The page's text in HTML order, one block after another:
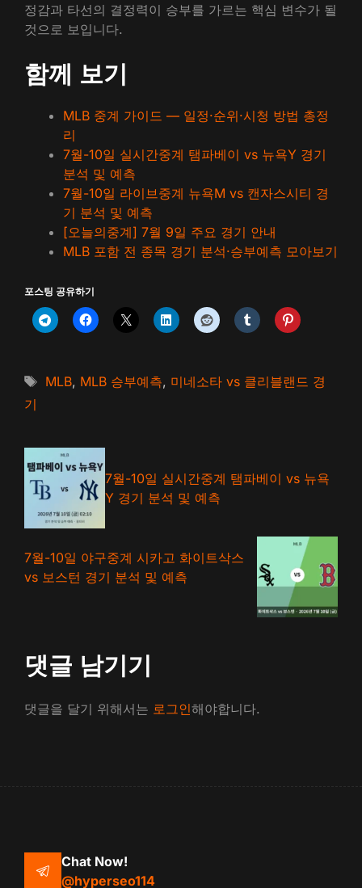
정감과 타선의 결정력이 승부를 가르는 핵심 변수가 될
것으로 보입니다.
함께 보기
MLB 중계 가이드 — 일정·순위·시청 방법 총정
리
7월-10일 실시간중계 탬파베이 vs 뉴욕Y 경기
분석 및 예측
7월-10일 라이브중계 뉴욕M vs 캔자스시티 경
기 분석 및 예측
[오늘의중계] 7월 9일 주요 경기 안내
MLB 포함 전 종목 경기 분석·승부예측 모아보기
포스팅 공유하기
태
MLB, MLB 승부예측, 미네소타 vs 클리블랜드 경
기
7월-10일 실시간중계 탬파베이 vs 뉴욕
Y 경기 분석 및 예측
7월-10일 야구중계 시카고 화이트삭스
vs 보스턴 경기 분석 및 예측
댓글 남기기
댓글을 달기 위해서는 로그인해야합니다.
Chat Now!
@hyperseo114